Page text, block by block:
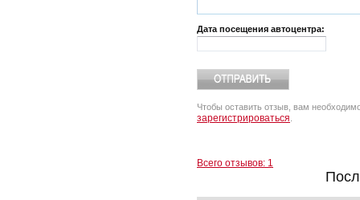
Дата посещения автоцентра:
Чтобы оставить отзыв, вам
зарегистрироваться
Всего отзывов: 1